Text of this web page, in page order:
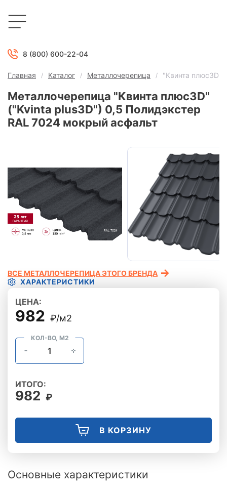
8 (800) 600-22-04
Главная Каталог Металлочерепица "Квинта плюс3D"
Металлочерепица "Квинта плюс3D"
("Kvinta plus3D") 0,5 Полидэкстер
RAL 7024 мокрый асфальт
ХАРАКТЕРИСТИКИ
ВСЕ МЕТАЛЛОЧЕРЕПИЦА ЭТОГО БРЕНДА
ЦЕНА:
982 ₽/м2
КОЛ-ВО, М2
ИТОГО:
982 ₽
В КОРЗИНУ
Основные характеристики